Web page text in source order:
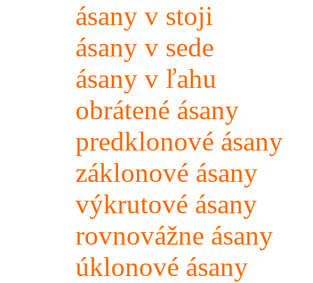
ásany v stoji
ásany v sede
ásany v ľahu
obrátené ásany
predklonové ásany
záklonové ásany
výkrutové ásany
rovnovážne ásany
úklonové ásany